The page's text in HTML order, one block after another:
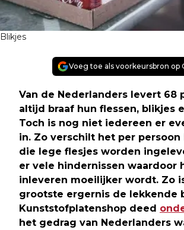
Blikjes
Voeg toe als voorkeursbron op
Van de Nederlanders levert 68
altijd braaf hun flessen, blikjes
Toch is nog niet iedereen er
in. Zo verschilt het per persoon
die lege flesjes worden
er vele hindernissen waardoor
inleveren moeilijker wordt. Zo
grootste ergernis de lekkende
Kunststofplatenshop deed
het gedrag van Nederlanders